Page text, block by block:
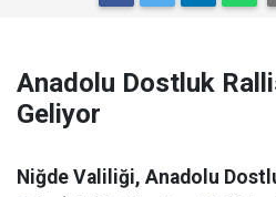
Anadolu Dostluk
Geliyor
Niğde Valiliği, Anadolu